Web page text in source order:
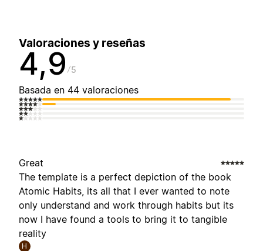
Valoraciones y reseñas
4,9 5
Basada en 44 valoraciones
Great
The template is a perfect depiction of the book
Atomic Habits, its all that I ever wanted to note
only understand and work through habits but its
now I have found a tools to bring it to tangible
reality
H